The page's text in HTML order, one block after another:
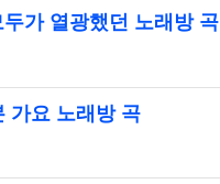
가 열광했던 노래방 곡
가요 노래방 곡